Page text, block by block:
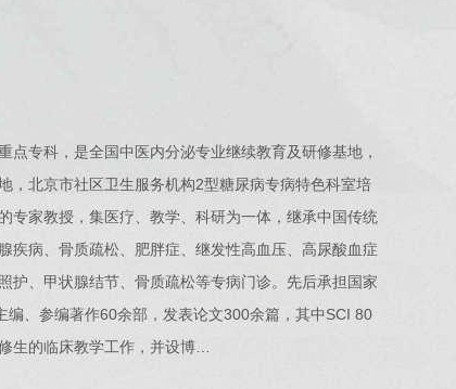
专科，是全国中医内分泌专业继续教育及研修基地，
，北京市社区卫生服务机构2型糖尿病专病特色科室培
专家教授，集医疗、教学、科研为一体，继承中国传统
疾病、骨质疏松、肥胖症、继发性高血压、高尿酸血症
护、甲状腺结节、骨质疏松等专病门诊。先后承担国家
、参编著作60余部，发表论文300余篇，其中SCI 80
生的临床教学工作，并设博…